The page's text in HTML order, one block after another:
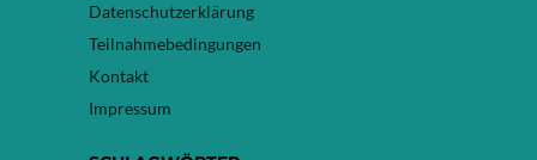
Datenschutzerklärung
Teilnahmebedingungen
Kontakt
Impressum